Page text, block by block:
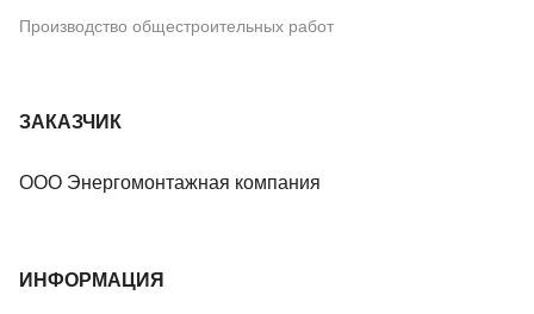
Производство общестроительных работ
ЗАКАЗЧИК
ООО Энергомонтажная компания
ИНФОРМАЦИЯ